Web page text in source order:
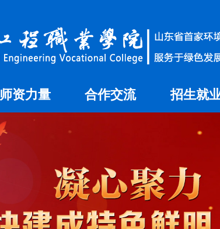
师资力量
师资概况
合作交流 招生就